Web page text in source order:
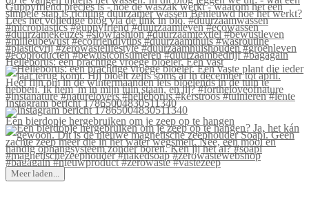
Helleborus: een prachtige vroege bloeier. Een vast
Instagram bericht 17865004830511340
Een bierdopje hergebruiken om je zeep op te hangen
Meer laden...